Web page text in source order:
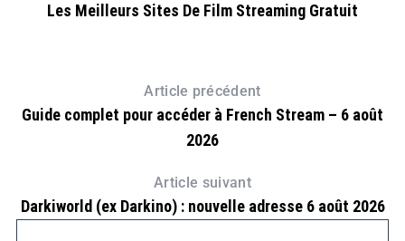
Les Meilleurs Sites De Film Streaming Gratuit
Article précédent
Guide complet pour accéder à French Stream – 6 août
2026
Article suivant
Darkiworld (ex Darkino) : nouvelle adresse 6 août 2026